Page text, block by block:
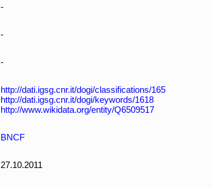
-
-
-
http://dati.igsg.cnr.it/dogi/classifications/165
http://dati.igsg.cnr.it/dogi/keywords/1618
http://www.wikidata.org/entity/Q6509517
BNCF
27.10.2011